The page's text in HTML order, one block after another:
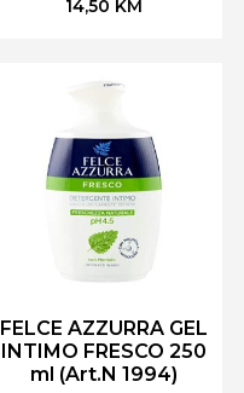
14,50 KM
FELCE AZZURRA GEL
INTIMO FRESCO 250
ml (Art.N 1994)